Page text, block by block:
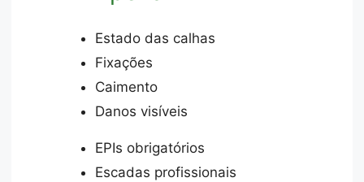
Estado das calhas
Fixações
Caimento
Danos visíveis
EPIs obrigatórios
Escadas profissionais